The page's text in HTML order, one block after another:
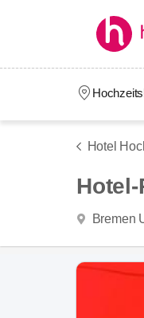
Hotel
Bremen